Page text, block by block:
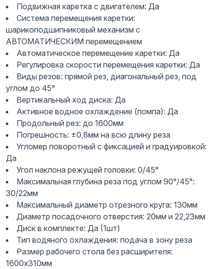
Подвижная каретка с двигателем: Да
Система перемещения каретки:
шарикоподшипниковый механизм с
АВТОМАТИЧЕСКИМ перемещением
Автоматическое перемещение каретки: Да
Регулировка скорости перемещения каретки: Да
Виды резов: прямой рез, диагональный рез, под
углом до 45°
Вертикальный ход диска: Да
Активное водное охлаждение (помпа): Да
Продольный рез: до 1600мм
Погрешность: ±0,8мм на всю длину реза
Угломер поворотный с фиксацией и градуировкой:
Да
Угол наклона режущей головки: 0/45°
Максимальная глубина реза под углом 90°/45°:
30/22мм
Максимальный диаметр отрезного круга: 130мм
Диаметр посадочного отверстия: 20мм и 22,23мм
Диск в комплекте: Да (1шт)
Тип водяного охлаждения: подача в зону реза
Размер рабочего стола без расширителя:
1600x310мм